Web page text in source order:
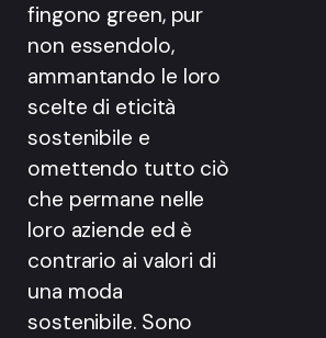
fingono green, pur
non essendolo,
ammantando le loro
scelte di eticità
sostenibile e
omettendo tutto ciò
che permane nelle
loro aziende ed è
contrario ai valori di
una moda
sostenibile. Sono